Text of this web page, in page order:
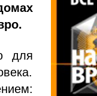
для